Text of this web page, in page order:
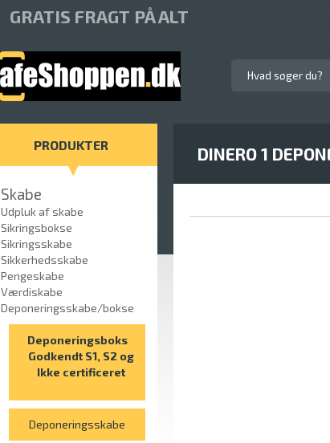
GRATIS FRAGT PÅ ALT
PRODUKTER
Skabe
Udpluk af skabe
Sikringsbokse
Sikringsskabe
Sikkerhedsskabe
Pengeskabe
Værdiskabe
Deponeringsskabe/bokse
Deponeringsboks
Godkendt S1, S2 og
Ikke certificeret
Deponeringsskabe
DINERO 1